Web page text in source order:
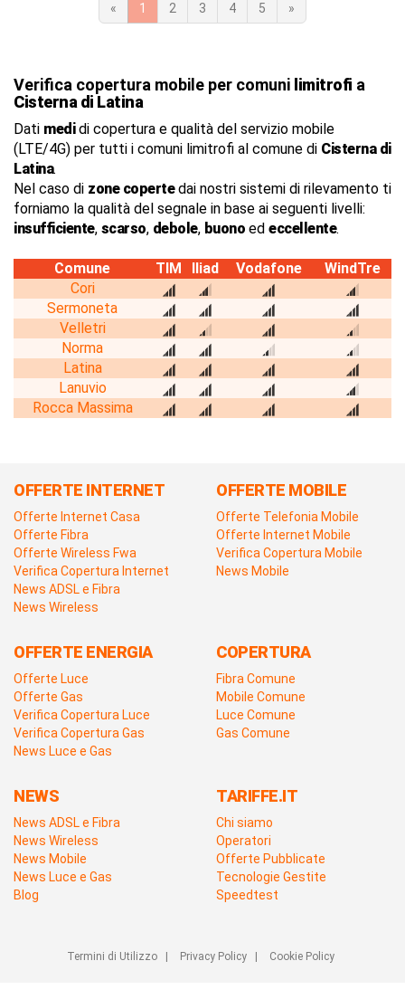
« 1 2 3 4 5 »
Verifica copertura mobile per comuni limitrofi a
Cisterna di Latina
Dati medidi copertura e qualità del servizio mobile
(LTE/4G) per tutti i comuni limitrofi al comune di Cisterna di
Latina.
Nel caso di zone copertedai nostri sistemi di rilevamento ti
forniamo la qualità del segnale in base ai seguenti livelli:
insufficiente, scarso, debole, buono ed eccellente.
Comune TIM Iliad Vodafone
WindTre
Cori
Sermoneta
Velletri
Norma
Latina
Lanuvio
Rocca Massima
OFFERTE INTERNET
Offerte Internet Casa
Offerte Fibra
Offerte Wireless Fwa
Verifica Copertura Internet
News ADSL e Fibra
News Wireless
OFFERTE MOBILE
Offerte Telefonia Mobile
Offerte Internet Mobile
Verifica Copertura Mobile
News Mobile
OFFERTE ENERGIA
Offerte Luce
Offerte Gas
Verifica Copertura Luce
Verifica Copertura Gas
News Luce e Gas
COPERTURA
Fibra Comune
Mobile Comune
Luce Comune
Gas Comune
NEWS
News ADSL e Fibra
News Wireless
News Mobile
News Luce e Gas
Blog
TARIFFE.IT
Chi siamo
Operatori
Offerte Pubblicate
Tecnologie Gestite
Speedtest
Termini di Utilizzo| Privacy Policy| Cookie Policy